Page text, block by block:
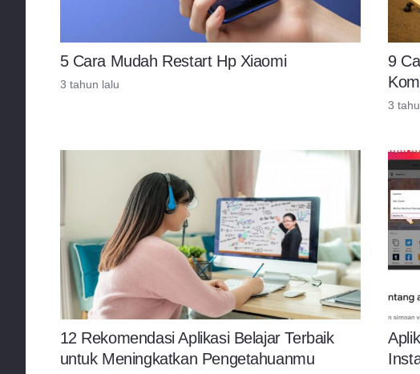
5 Cara Mudah Restart Hp Xiaomi
3 tahun lalu
9
3
12 Rekomendasi Aplikasi Belajar Terbaik
untuk Meningkatkan Pengetahuanmu